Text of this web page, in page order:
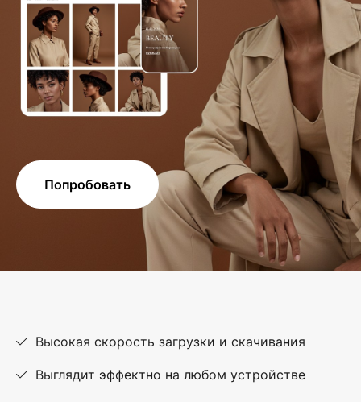
Попробовать
Высокая скорость загрузки и скачивания
Выглядит эффектно на любом устройстве